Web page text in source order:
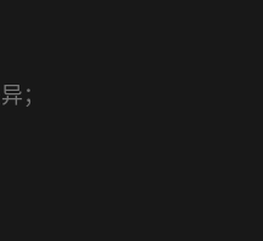
；